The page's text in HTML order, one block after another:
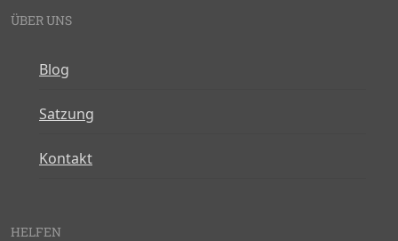
ÜBER UNS
Blog
Satzung
Kontakt
HELFEN